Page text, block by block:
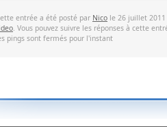
entrée a été posté par Nico le 26 juillet
. Vous pouvez suivre les réponses à cette
pings sont fermés pour l'instant